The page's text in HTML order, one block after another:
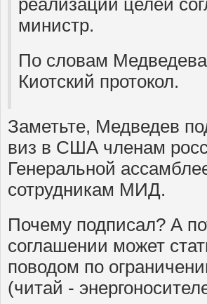
реализации целей
министр.
По словам
Киотский протокол.
Заметьте, Медведев
виз в США членам
Генеральной
сотрудникам МИД.
Почему подписал? А
соглашении может
поводом по
(читай -